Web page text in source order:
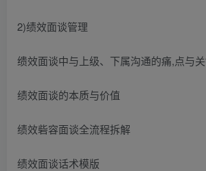
2)绩效面谈管理
缋效面谈中与上级、下属沟通的痛,点与
绩效面谈的本质与价值
绩效砦容面谈全流程拆解
绩效面谈话术模版